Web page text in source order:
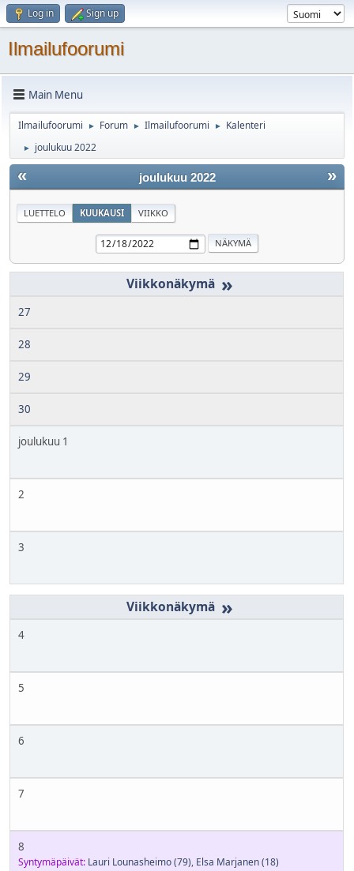
Log in Sign up
Ilmailufoorumi
Main Menu
Ilmailufoorumi ► Forum ► Ilmailufoorumi ► Kalenteri
► joulukuu 2022
« »
joulukuu 2022
LUETTELO KUUKAUSI VIIKKO
»
27
28
29
30
joulukuu 1
2
3
»
4
5
6
7
8
Syntymäpäivät: Lauri Lounasheimo(79), Elsa Marjanen(18)